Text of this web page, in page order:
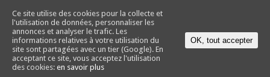
Ce site utilise des cookies pour la collecte et
l'utilisation de données, personnaliser les
annonces et analyser le trafic. Les
informations relatives à votre utilisation du
site sont partagées avec un tier (Google). En
acceptant ce site, vous acceptez l'utilisation
des cookies: en savoir plus
OK, tout accepter